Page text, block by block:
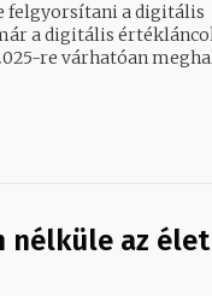
felgyorsítani a digitális
re várhatóan
nélküle az élet